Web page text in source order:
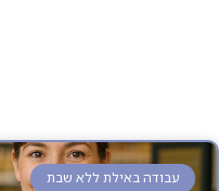
עבודה באילת ללא שבת